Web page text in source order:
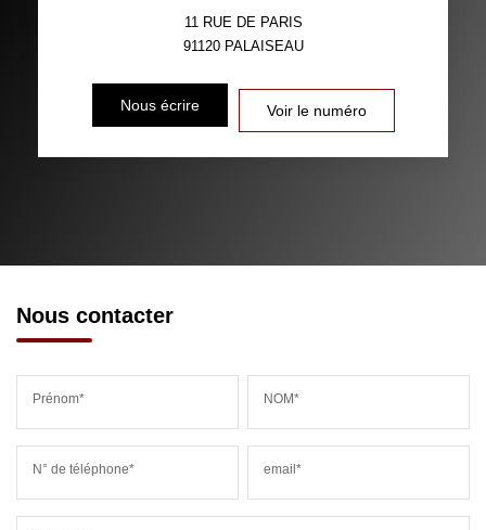
11 RUE DE PARIS
91120 PALAISEAU
Nous écrire Voir le numéro
Nous contacter
Prénom* NOM*
N° de téléphone* email*